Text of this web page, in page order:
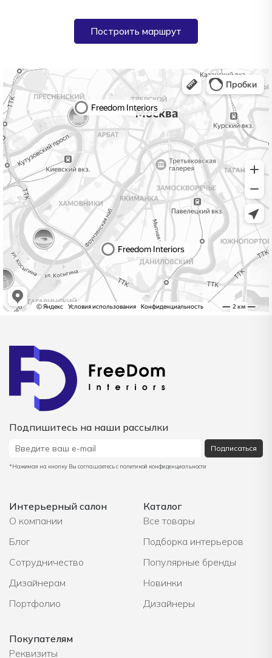
Построить маршрут
Интерьерный салон
О компании
Блог
Сотрудничество
Дизайнерам
Портфолио
Каталог
Все товары
Подборка интерьеров
Популярные бренды
Новинки
Дизайнеры
Покупателям
Реквизиты
Подпишитесь на наши рассылки
Подписаться
*Нажимая на кнопку Вы соглашаетесь с политикой конфиденциальности